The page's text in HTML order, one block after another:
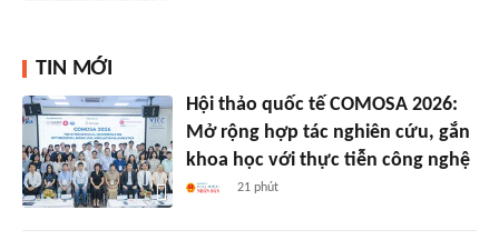
TIN MỚI
Hội thảo quốc tế COMOSA 2026:
Mở rộng hợp tác nghiên cứu, gắn
khoa học với thực tiễn công nghệ
21 phút